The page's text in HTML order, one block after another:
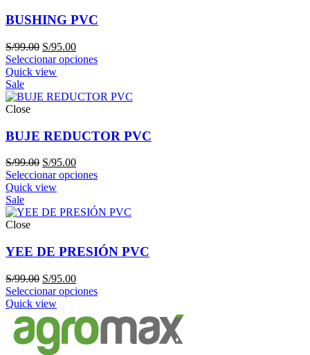
BUSHING PVC
S/99.00 El
precio
original
S/99.00.
S/95.00El
precio
S/95.00.
Seleccionar opciones
Quick view
Sale
Close
BUJE REDUCTOR PVC
S/99.00 El
precio
original
S/99.00.
S/95.00El
precio
S/95.00.
Seleccionar opciones
Quick view
Sale
Close
YEE DE PRESIÓN PVC
S/99.00 El
precio
original
era:
S/99.00.
S/95.00El
precio
es:
S/95.00.
Seleccionar opciones
Quick view